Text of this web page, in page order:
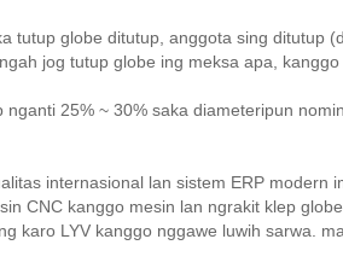
tutup globe ditutup, anggota sing
jog tutup globe ing meksa apa,
25% ~ 30% saka diameteripun
internasional lan sistem ERP
CNC kanggo mesin lan ngrakit klep
karo LYV kanggo nggawe luwih sarwa.